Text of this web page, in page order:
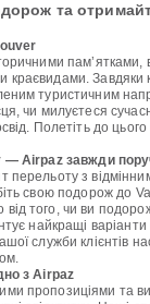
та
Завдяки
туристичним
чи милуєтеся
Полетіть до
— Airpaz завжди
перельоту з
свою подорож до
того, чи ви
найкращі варіанти
служби клієнтів
з Airpaz
пропозиціями та